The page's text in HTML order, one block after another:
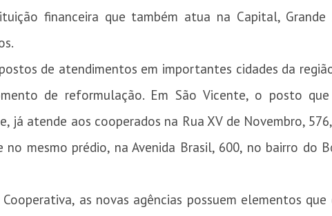
financeira que também atua na Capital,
de atendimentos em importantes cidades da
de reformulação. Em São Vicente, o posto
já atende aos cooperados na Rua XV de Novembro,
no mesmo prédio, na Avenida Brasil, 600, no bairro do
as novas agências possuem elementos